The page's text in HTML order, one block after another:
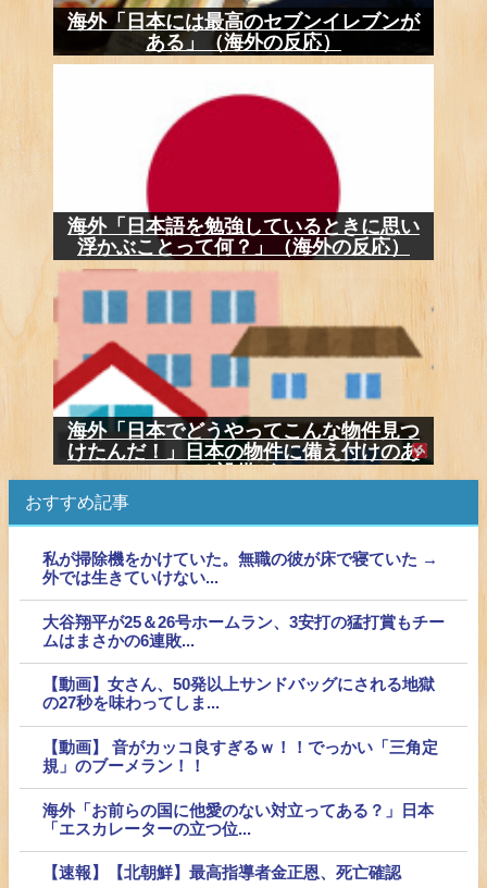
海外「日本には最高のセブンイレブンが
ある」（海外の反応）
海外「日本語を勉強しているときに思い
浮かぶことって何？」（海外の反応）
海外「日本でどうやってこんな物件見つ
けたんだ！」日本の物件に備え付けのあ
おすすめ記事
私が掃除機をかけていた。無職の彼が床で寝ていた →
外では生きていけない...
大谷翔平が25＆26号ホームラン、3安打の猛打賞もチー
ムはまさかの6連敗...
【動画】女さん、50発以上サンドバッグにされる地獄
の27秒を味わってしま...
【動画】 音がカッコ良すぎるｗ！！でっかい「三角定
規」のブーメラン！！
海外「お前らの国に他愛のない対立ってある？」日本
「エスカレーターの立つ位...
【速報】【北朝鮮】最高指導者金正恩、死亡確認